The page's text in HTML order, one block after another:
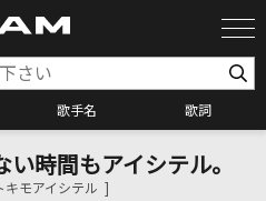
歌手名 歌詞
ケ検索
時間もアイシテル。
キモアイシテル ]